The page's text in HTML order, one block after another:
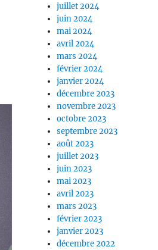
juillet 2024
juin 2024
mai 2024
avril 2024
mars 2024
février 2024
janvier 2024
décembre 2023
novembre 2023
octobre 2023
septembre 2023
août 2023
juillet 2023
juin 2023
mai 2023
avril 2023
mars 2023
février 2023
janvier 2023
décembre 2022